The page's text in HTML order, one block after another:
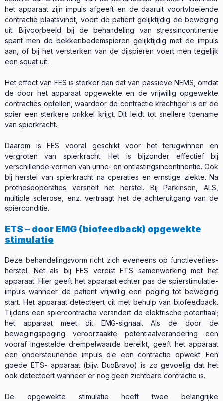
het apparaat zijn impuls afgeeft en de daaruit voortvloeiende
contractie plaatsvindt, voert de patiënt gelijktijdig de beweging
uit. Bijvoorbeeld bij de behandeling van stressincontinentie
spant men de bekkenbodemspieren gelijktijdig met de impuls
aan, of bij het versterken van de dijspieren voert men tegelijk
een squat uit.
Het effect van FES is sterker dan dat van passieve NEMS, omdat
de door het apparaat opgewekte en de vrijwillig opgewekte
contracties optellen, waardoor de contractie krachtiger is en de
spier een sterkere prikkel krijgt. Dit leidt tot snellere toename
van spierkracht.
Daarom is FES vooral geschikt voor het terugwinnen en
vergroten van spierkracht. Het is bijzonder effectief bij
verschillende vormen van urine- en ontlastingsincontinentie. Ook
bij herstel van spierkracht na operaties en ernstige ziekte. Na
protheseoperaties versnelt het herstel. Bij Parkinson, ALS,
multiple sclerose, enz. vertraagt het de achteruitgang van de
spierconditie.
ETS – door EMG (biofeedback) opgewekte
stimulatie
Deze behandelingsvorm richt zich eveneens op functieverlies-
herstel. Net als bij FES vereist ETS samenwerking met het
apparaat. Hier geeft het apparaat echter pas de spierstimulatie-
impuls wanneer de patiënt vrijwillig een poging tot beweging
start. Het apparaat detecteert dit met behulp van biofeedback.
Tijdens een spiercontractie verandert de elektrische potentiaal;
het apparaat meet dit EMG-signaal. Als de door de
bewegingspoging veroorzaakte potentiaalverandering een
vooraf ingestelde drempelwaarde bereikt, geeft het apparaat
een ondersteunende impuls die een contractie opwekt. Een
goede ETS- apparaat (bijv. DuoBravo) is zo gevoelig dat het
ook detecteert wanneer er nog geen zichtbare contractie is.
De opgewekte stimulatie heeft twee belangrijke